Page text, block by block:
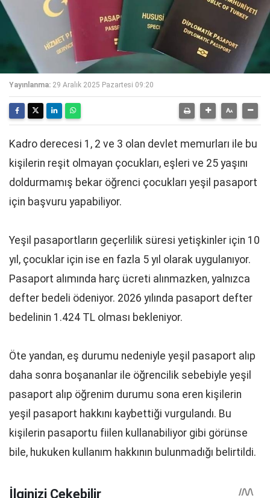
Yayınlanma: 29 Aralık 2025 Pazartesi 09:20
Kadro derecesi 1, 2 ve 3 olan devlet memurları ile bu
kişilerin reşit olmayan çocukları, eşleri ve 25 yaşını
doldurmamış bekar öğrenci çocukları yeşil pasaport
için başvuru yapabiliyor.
Yeşil pasaportların geçerlilik süresi yetişkinler için 10
yıl, çocuklar için ise en fazla 5 yıl olarak uygulanıyor.
Pasaport alımında harç ücreti alınmazken, yalnızca
defter bedeli ödeniyor. 2026 yılında pasaport defter
bedelinin 1.424 TL olması bekleniyor.
Öte yandan, eş durumu nedeniyle yeşil pasaport alıp
daha sonra boşananlar ile öğrencilik sebebiyle yeşil
pasaport alıp öğrenim durumu sona eren kişilerin
yeşil pasaport hakkını kaybettiği vurgulandı. Bu
kişilerin pasaportu fiilen kullanabiliyor gibi görünse
bile, hukuken kullanım hakkının bulunmadığı belirtildi.